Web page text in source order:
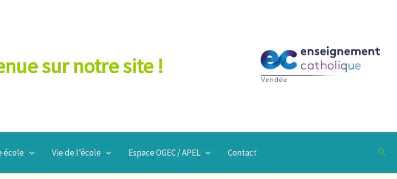
sur notre site !
école Vie de l’école Espace OGEC / APEL Contact